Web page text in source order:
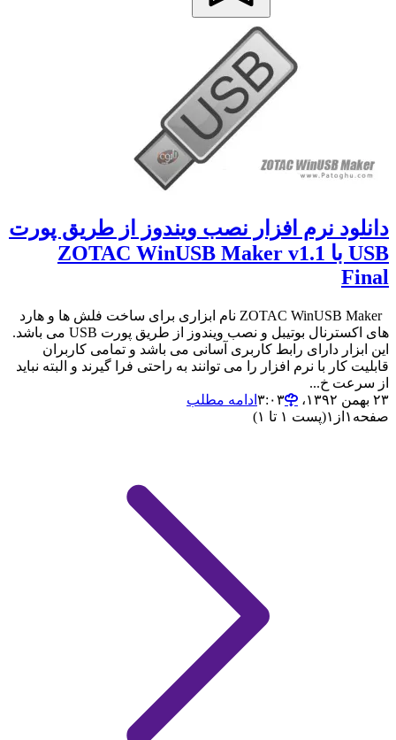
دانلود نرم افزار نصب ویندوز از طریق پورت
USB با ZOTAC WinUSB Maker v1.1
Final
ZOTAC WinUSB Maker نام ابزاری برای ساخت فلش ها و هارد
های اکسترنال بوتیبل و نصب ویندوز از طریق پورت USB می باشد.
این ابزار دارای رابط کاربری آسانی می باشد و تمامی کاربران
قابلیت کار با نرم افزار را می توانند به راحتی فرا گیرند و البته نباید
از سرعت خ...
۲۳ بهمن ۱۳۹۲،‏ ۳:۰۳
ادامه مطلب
صفحه ۱ از ۱(پست ۱ تا ۱)